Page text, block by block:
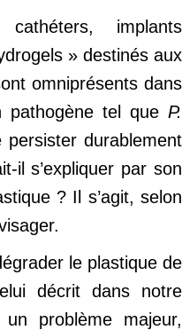
cathéters, implants
» destinés aux
omniprésents dans
pathogène tel que P.
persister durablement
il s’expliquer par son
? Il s’agit, selon
le plastique de
décrit dans notre
problème majeur,